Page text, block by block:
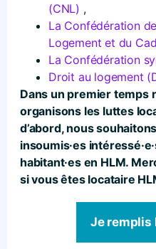
(CNL) ,
La Confédération
Logement et du
La Confédération
Droit au logement
Dans un premier temps
organisons les luttes
d’abord, nous
insoumis·es
habitant·es en HLM.
si vous êtes locataire
Je remplis